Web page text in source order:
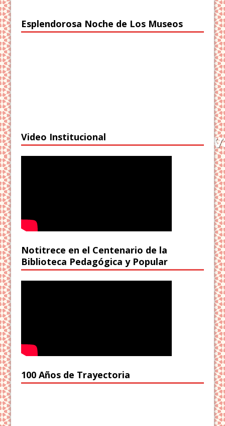
Esplendorosa Noche de Los Museos
Video Institucional
Notitrece en el Centenario de la
Biblioteca Pedagógica y Popular
100 Años de Trayectoria